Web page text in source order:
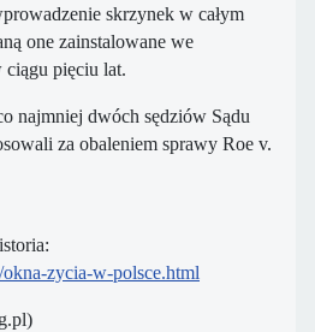
skrzynek w całym
one zainstalowane we
ciągu pięciu lat.
najmniej dwóch sędziów Sądu
za obaleniem sprawy Roe v.
zycia-w-polsce.html